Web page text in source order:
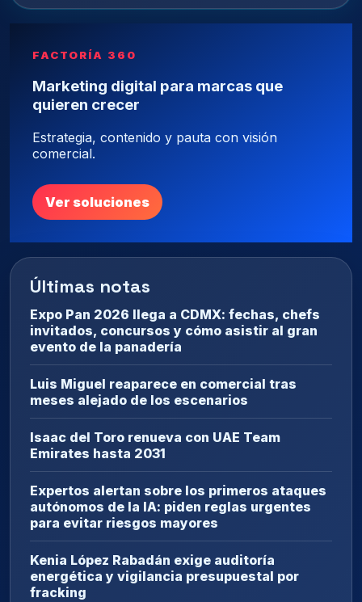
FACTORÍA 360
Marketing digital para marcas que
quieren crecer
Estrategia, contenido y pauta con visión
comercial.
Ver soluciones
Últimas notas
Expo Pan 2026 llega a CDMX: fechas, chefs
invitados, concursos y cómo asistir al gran
evento de la panadería
Luis Miguel reaparece en comercial tras
meses alejado de los escenarios
Isaac del Toro renueva con UAE Team
Emirates hasta 2031
Expertos alertan sobre los primeros ataques
autónomos de la IA: piden reglas urgentes
para evitar riesgos mayores
Kenia López Rabadán exige auditoría
energética y vigilancia presupuestal por
fracking